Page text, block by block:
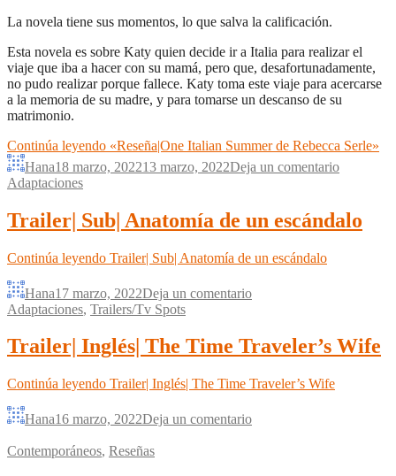
La novela tiene sus momentos, lo que salva la calificación.
Esta novela es sobre Katy quien decide ir a Italia para realizar el
viaje que iba a hacer con su mamá, pero que, desafortunadamente,
no pudo realizar porque fallece. Katy toma este viaje para acercarse
a la memoria de su madre, y para tomarse un descanso de su
matrimonio.
Continúa leyendo «Reseña|One Italian Summer de Rebecca Serle»
Hana18 marzo, 202213 marzo, 2022Deja un comentario
Adaptaciones
Trailer| Sub| Anatomía de un escándalo
Continúa leyendo Trailer| Sub| Anatomía de un escándalo
Hana17 marzo, 2022Deja un comentario
Adaptaciones, Trailers/Tv Spots
Trailer| Inglés| The Time Traveler’s Wife
Continúa leyendo Trailer| Inglés| The Time Traveler’s Wife
Hana16 marzo, 2022Deja un comentario
Contemporáneos, Reseñas